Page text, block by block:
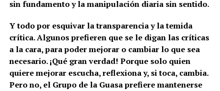
sin fundamento y la manipulación diaria sin sentido.
Y todo por esquivar la transparencia y la temida
crítica. Algunos prefieren que se le digan las críticas
a la cara, para poder mejorar o cambiar lo que sea
necesario. ¡Qué gran verdad! Porque solo quien
quiere mejorar escucha, reflexiona y, si toca, cambia.
Pero no, el Grupo de la Guasa prefiere mantenerse